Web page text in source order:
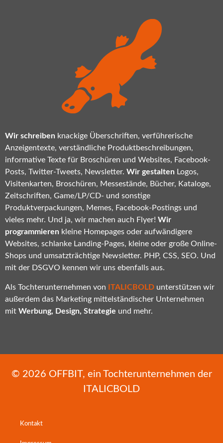
Wir schreiben knackige Überschriften, verführerische
Anzeigentexte, verständliche Produktbeschreibungen,
informative Texte für Broschüren und Websites, Facebook-
Posts, Twitter-Tweets, Newsletter. Wir gestalten Logos,
Visitenkarten, Broschüren, Messestände, Bücher, Kataloge,
Zeitschriften, Game/LP/CD- und sonstige
Produktverpackungen, Memes, Facebook-Postings und
vieles mehr. Und ja, wir machen auch Flyer! Wir
programmieren kleine Homepages oder aufwändigere
Websites, schlanke Landing-Pages, kleine oder große Online-
Shops und umsatzträchtige Newsletter. PHP, CSS, SEO. Und
mit der DSGVO kennen wir uns ebenfalls aus.
Als Tochterunternehmen von ITALICBOLD unterstützen wir
außerdem das Marketing mittelständischer Unternehmen
mit Werbung, Design, Strategie und mehr.
© 2026 OFFBIT, ein Tochterunternehmen der
ITALICBOLD
Kontakt